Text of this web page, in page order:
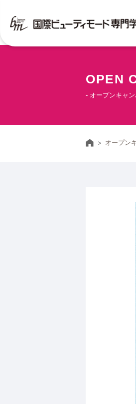
OPEN
- オープンキャ
ホームオープン